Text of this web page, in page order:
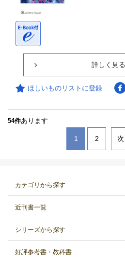
詳しく見る
ほしいものリストに登録
54件あります
1 2 次
カテゴリから探す
近刊書一覧
シリーズから探す
好評参考書・教科書